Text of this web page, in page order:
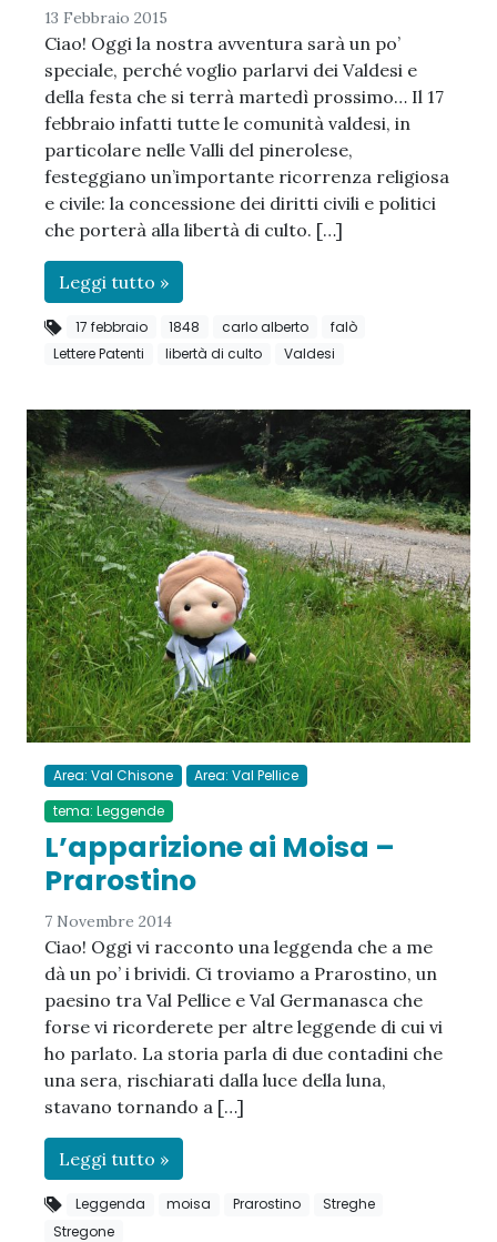
13 Febbraio 2015
Ciao! Oggi la nostra avventura sarà un po’
speciale, perché voglio parlarvi dei Valdesi e
della festa che si terrà martedì prossimo… Il 17
febbraio infatti tutte le comunità valdesi, in
particolare nelle Valli del pinerolese,
festeggiano un’importante ricorrenza religiosa
e civile: la concessione dei diritti civili e politici
che porterà alla libertà di culto. […]
Leggi tutto »
17 febbraio 1848 carlo alberto
falò
Lettere Patenti
libertà di culto Valdesi
Area: Val Chisone
Area: Val Pellice
tema: Leggende
L’apparizione ai Moisa –
Prarostino
7 Novembre 2014
Ciao! Oggi vi racconto una leggenda che a me
dà un po’ i brividi. Ci troviamo a Prarostino, un
paesino tra Val Pellice e Val Germanasca che
forse vi ricorderete per altre leggende di cui vi
ho parlato. La storia parla di due contadini che
una sera, rischiarati dalla luce della luna,
stavano tornando a […]
Leggi tutto »
Leggenda moisa Prarostino
Streghe
Stregone